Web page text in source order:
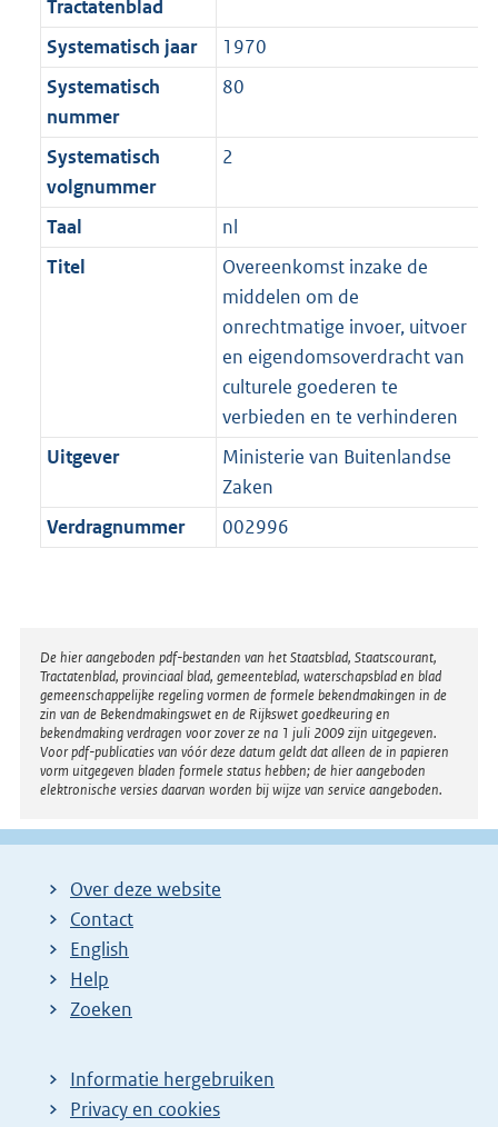
Tractatenblad
Systematisch jaar
1970
Systematisch
nummer
80
Systematisch
volgnummer
2
Taal
nl
Titel
Overeenkomst inzake de
middelen om de
onrechtmatige invoer, uitvoer
en eigendomsoverdracht van
culturele goederen te
verbieden en te verhinderen
Uitgever
Ministerie van Buitenlandse
Zaken
Verdragnummer
002996
Disclaimer
De hier aangeboden pdf-bestanden van het Staatsblad, Staatscourant,
Tractatenblad, provinciaal blad, gemeenteblad, waterschapsblad en blad
gemeenschappelijke regeling vormen de formele bekendmakingen in de
zin van de Bekendmakingswet en de Rijkswet goedkeuring en
bekendmaking verdragen voor zover ze na 1 juli 2009 zijn uitgegeven.
Voor pdf-publicaties van vóór deze datum geldt dat alleen de in papieren
vorm uitgegeven bladen formele status hebben; de hier aangeboden
elektronische versies daarvan worden bij wijze van service aangeboden.
Over deze website
Contact
English
Help
Zoeken
Informatie hergebruiken
Privacy en cookies